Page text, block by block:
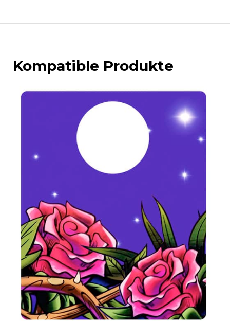
Kompatible Produkte